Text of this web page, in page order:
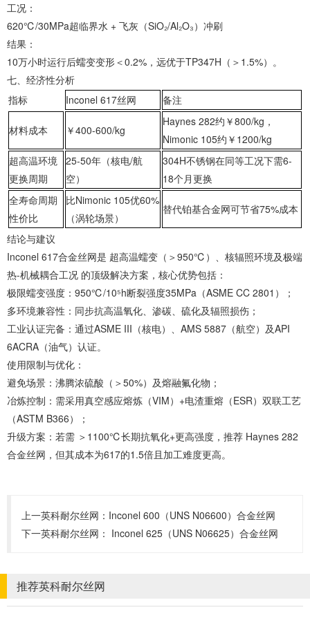
‌工况‌：
620℃/30MPa超临界水 + 飞灰（SiO₂/Al₂O₃）冲刷
‌结果‌：
10万小时运行后蠕变变形＜0.2%，远优于TP347H（＞1.5%）。
‌七、经济性分析‌
指标
Inconel 617丝网 备注
材料成本 ￥400-600/kg
Haynes 282约￥800/kg，
Nimonic 105约￥1200/kg
超高温环境
更换周期
25-50年（核电/航
空）
304H不锈钢在同等工况下需6-
18个月更换
全寿命周期
性价比
比Nimonic 105优60%
（涡轮场景）
替代铂基合金网可节省75%成本
‌结论与建议‌
‌Inconel 617合金丝网‌是 ‌超高温蠕变（＞950℃）、核辐照环境及极端
热-机械耦合工况‌ 的顶级解决方案，核心优势包括：
‌极限蠕变强度‌：950℃/10⁵h断裂强度35MPa（ASME CC 2801）；
‌多环境兼容性‌：同步抗高温氧化、渗碳、硫化及辐照损伤；
‌工业认证完备‌：通过ASME III（核电）、AMS 5887（航空）及API
6ACRA（油气）认证。
‌使用限制与优化‌：
‌避免场景‌：沸腾浓硫酸（＞50%）及熔融氟化物；
‌冶炼控制‌：需采用真空感应熔炼（VIM）+电渣重熔（ESR）双联工艺
（ASTM B366）；
‌升级方案‌：若需 ‌＞1100℃长期抗氧化+更高强度‌，推荐 ‌Haynes 282
合金丝网‌，但其成本为617的1.5倍且加工难度更高。
上一英科耐尔丝网： Inconel 600（UNS N06600）合金丝网‌
下一英科耐尔丝网： ‌Inconel 625（UNS N06625）合金丝网‌
推荐英科耐尔丝网